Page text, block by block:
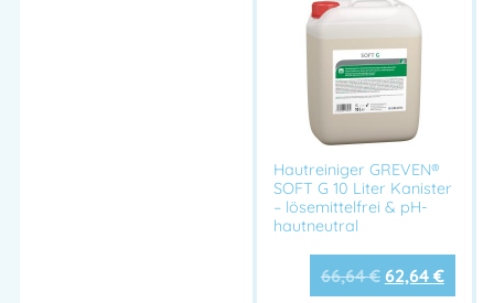
✔ Entwickelt für Lebensmittelindustrie & Gastronomie
NUTRI SAFE Hautschutzcreme – 100 ml Tube.
Lebensmittelecht, parfümfrei, silikonfrei & HACCP-konform.
Schützt bei wasserlöslichen Arbeitsstoffen im
NUTRI SAFE Hautschutzcreme, HACCP Hautschutz, Hautschutz
Lebensmittelbereich, lebensmittelechte Hautschutzcreme,
Physioderm NUTRI SAFE, parfümfreie Hautschutzcreme,
Silikonfreie Hautcreme, Hautschutz Küche
Hautreiniger GREVEN®
SOFT G 10 Liter Kanister
– lösemittelfrei & pH-
hautneutral
66,64€ 62,64 €